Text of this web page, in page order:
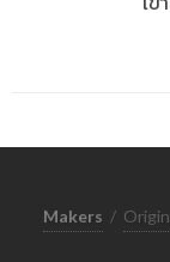
Makers /